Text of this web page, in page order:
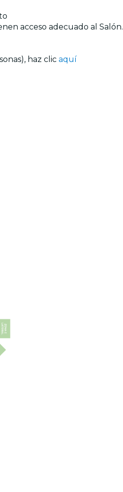
acceso adecuado al Salón.
haz clic aquí